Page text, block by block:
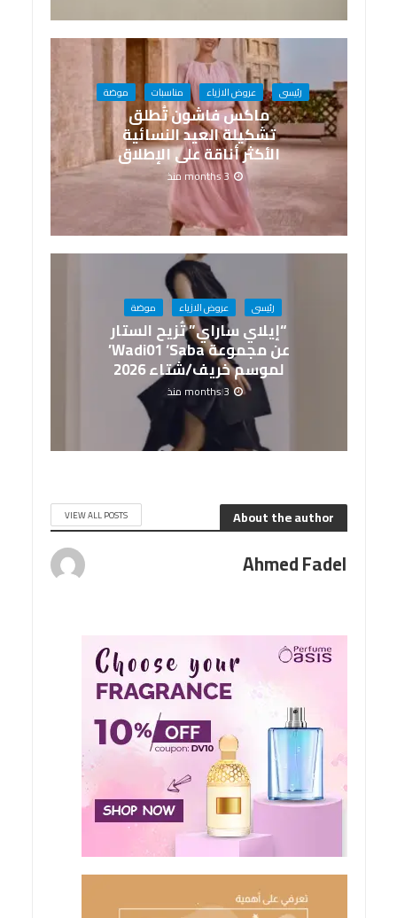
رئيسى عروض الازياء مناسبات موضة
ماكس فاشون تُطلق
تشكيلة العيد النسائية
الأكثر أناقة على الإطلاق
3 months منذ
رئيسى عروض الازياء موضة
“إيلاي ساراي” تُزيح الستار
عن مجموعة Wadi01 ‘Saba’
لموسم خريف/شتاء 2026
3 months منذ
About the author
VIEW ALL POSTS
Ahmed Fadel